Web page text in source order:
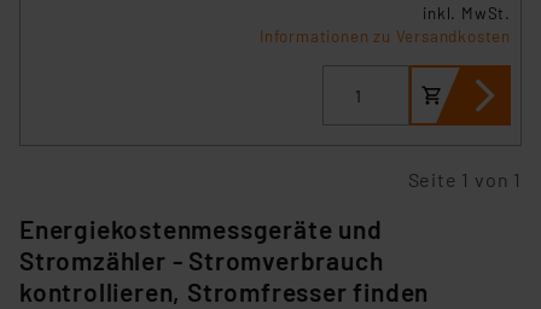
inkl. MwSt.
Informationen zu Versandkosten
Seite 1 von 1
Energiekostenmessgeräte und
Stromzähler - Stromverbrauch
kontrollieren, Stromfresser finden